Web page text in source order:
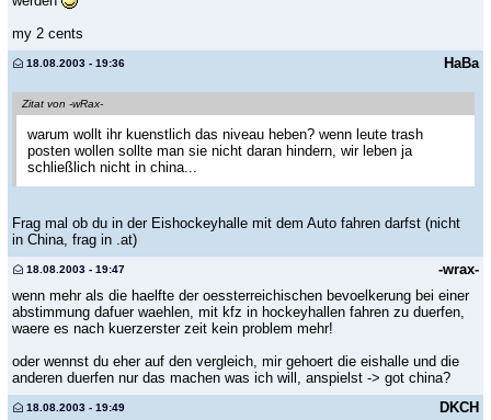
my 2 cents
HaBa
18.08.2003 - 19:36
Zitat von -wRax-
warum wollt ihr kuenstlich das niveau heben? wenn leute trash
posten wollen sollte man sie nicht daran hindern, wir leben ja
schließlich nicht in china...
Frag mal ob du in der Eishockeyhalle mit dem Auto fahren darfst (nicht
in China, frag in .at)
-wrax-
18.08.2003 - 19:47
wenn mehr als die haelfte der oessterreichischen bevoelkerung bei einer
abstimmung dafuer waehlen, mit kfz in hockeyhallen fahren zu duerfen,
waere es nach kuerzerster zeit kein problem mehr!
oder wennst du eher auf den vergleich, mir gehoert die eishalle und die
anderen duerfen nur das machen was ich will, anspielst -> got china?
DKCH
18.08.2003 - 19:49